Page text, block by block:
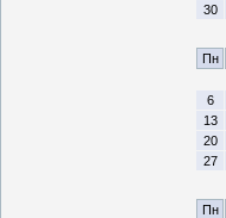
30
Пн
6
13
20
27
Пн